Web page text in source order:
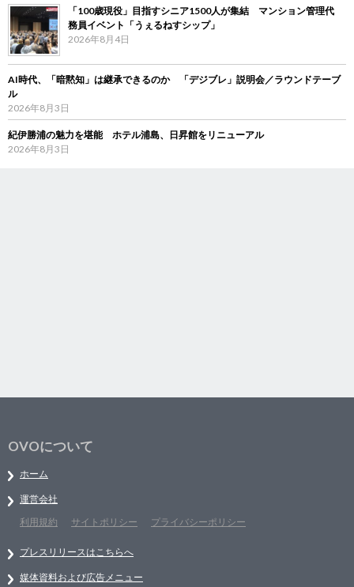
「100歳現役」目指すシニア1500人が集結 マンション管理代
務員イベント「うぇるねすシップ」
2026年8月4日
AI時代、「暗黙知」は継承できるのか 「デジブレ」説明会／ラウンドテーブ
ル
2026年8月3日
紀伊勝浦の魅力を堪能 ホテル浦島、日昇館をリニューアル
2026年8月3日
OVOについて
ホーム
運営会社
利用規約
サイトポリシー プライバシーポリシー
プレスリリースはこちらへ
媒体資料および広告メニュー